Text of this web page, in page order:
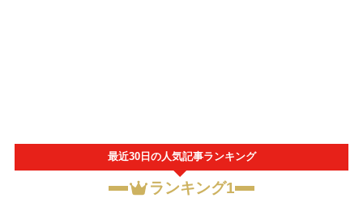
最近30日の人気記事ランキング
ランキング1